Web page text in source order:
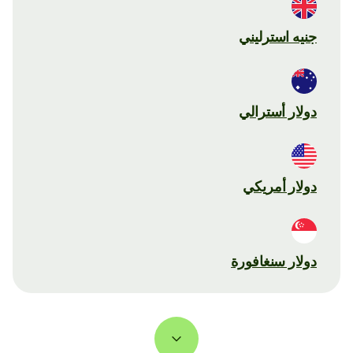
جنيه استرليني
دولار أسترالي
دولار أمريكي
دولار سنغافورة